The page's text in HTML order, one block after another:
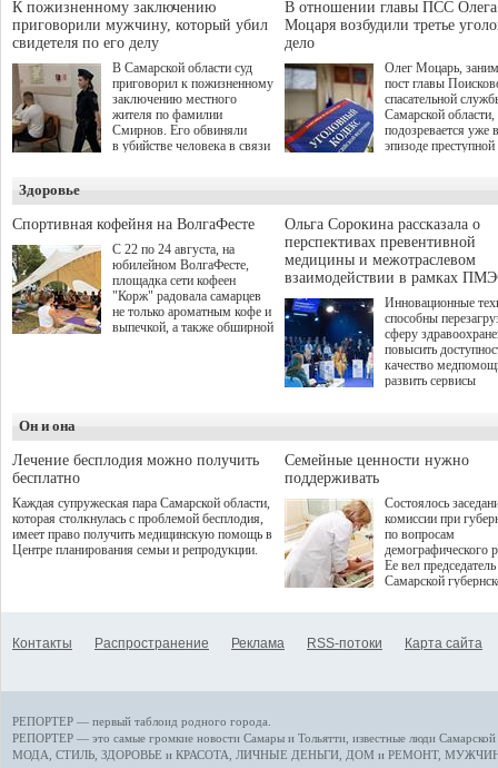
участников СВО", которая
прошла в Отрадном 7
августа.
спокойную
мирной жизни.
К пожизненному заключению
приговорили мужчину, который убил
свидетеля по его делу
В Самарской области суд
приговорил к пожизненному
заключению местного
жителя по фамилии
Смирнов. Его обвиняли
в убийстве человека в связи
В отношении главы ПСС Олега
Моцаря возбудили третье
дело
Олег Моцарь,
пост главы
спасательной
Самарской области,
подозревается уже
эпизоде преступной
а сам он
Здоровье
Спортивная кофейня на ВолгаФесте
С 22 по 24 августа, на
юбилейном ВолгаФесте,
площадка сети кофеен
"Корж" радовала самарцев
не только ароматным кофе и
выпечкой, а также обширной
Ольга Сорокина рассказала о
перспективах превентивной
медицины и межотраслевом
взаимодействии в рамках
Инновационные
способны
сферу
повысить
качество
развить сервисы
определенными
К ним можно
возникающие при
данными
более динамичного
проникновения
сегмент
отраслевое
рассказала Ольга
ходе сессии
качества жизни" в
ПМЭФ 2025. В
Он и она
Лечение бесплодия можно получить
бесплатно
Каждая супружеская пара Самарской области,
которая столкнулась с проблемой бесплодия,
имеет право получить медицинскую помощь в
Центре планирования семьи и репродукции.
Семейные ценности нужно
поддерживать
Состоялось
комиссии при
по вопросам
демографического
Ее вел председатель
Самарской
Контакты Распространение Реклама RSS-потоки Карта сайта
РЕПОРТЕР — первый таблоид родного города.
РЕПОРТЕР — это самые громкие новости Самары и Тольятти, известные люди
МОДА, СТИЛЬ ЗДОРОВЬЕ и КРАСОТА ЛИЧНЫЕ ДЕНЬГИ ДОМ и РЕМОНТ,